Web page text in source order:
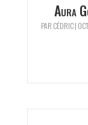
Aura
PAR CÉDRIC|